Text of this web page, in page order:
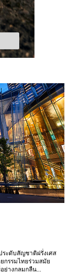
ระดับสัญชาติฝรั่งเศส
กรรมไทยร่วมสมัย
ย่างกลมกลืน...